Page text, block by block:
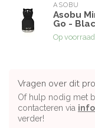
ASOBU
Asobu
Go -
Op voorraad
Vragen over dit
Of hulp nodig met
contacteren via
verder!